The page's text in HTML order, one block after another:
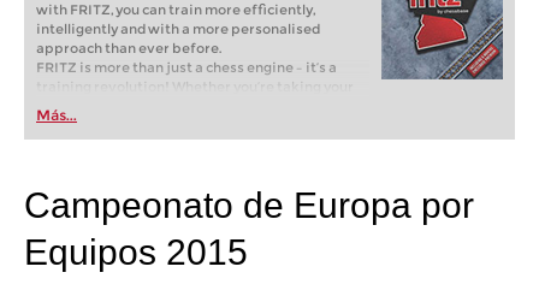
with FRITZ, you can train more efficiently,
intelligently and with a more personalised
approach than ever before.
FRITZ is more than just a chess engine – it’s a
training revolution! Whether you’re taking your
first steps into the world of club chess, or already
playing at a tournament level: with FRITZ, you can
train more efficiently, intelligently and with a
Más...
Campeonato de Europa por
Equipos 2015